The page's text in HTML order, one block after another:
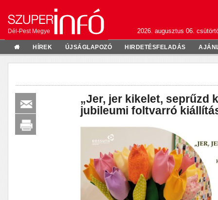
Dél-Pest Megye 2026. augusztus 06.
HÍREK ÚJSÁGLAPOZÓ HIRDETÉSFELADÁS
„Jer, jer kikelet, seprűzd
jubileumi foltvarró